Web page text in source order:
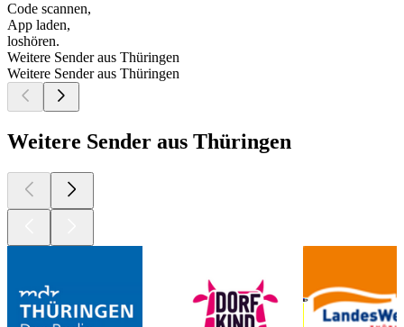
Code scannen,
App laden,
loshören.
Weitere Sender aus Thüringen
Weitere Sender aus Thüringen
Weitere Sender aus Thüringen